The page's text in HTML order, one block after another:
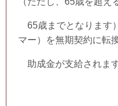
65歳までとなります
マー）を無期契約に転
助成金が支給されます